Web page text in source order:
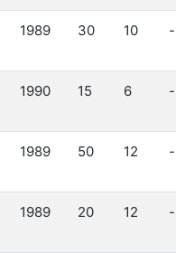
1989 30 10 -
1990 15 6 -
1989 50 12 -
1989 20 12 -